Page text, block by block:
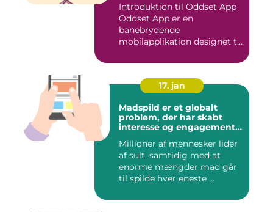
Introduktion til Oddset App
Oddset App er en
banebrydende
mobilapplikation designet til
17. jan
Madspild er et globalt
problem, der har skabt
interesse og engagement
mennesker verden over
Millioner af mennesker lider
af sult, samtidig med at
enorme mængder mad går
til spilde hver eneste ...